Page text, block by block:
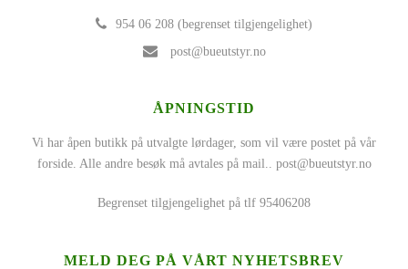
954 06 208 (begrenset tilgjengelighet)
post@bueutstyr.no
ÅPNINGSTID
Vi har åpen butikk på utvalgte lørdager, som vil være postet på vår
forside. Alle andre besøk må avtales på mail.. post@bueutstyr.no
Begrenset tilgjengelighet på tlf 95406208
MELD DEG PÅ VÅRT NYHETSBREV